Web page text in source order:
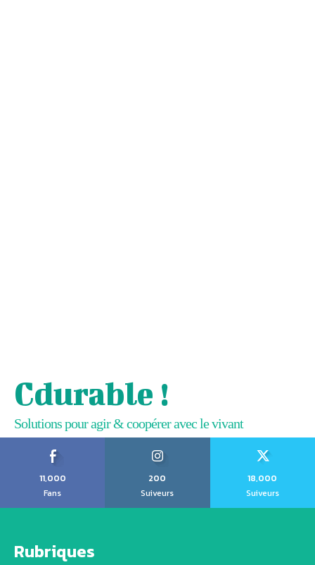
Cdurable !
Solutions pour agir & coopérer avec le vivant
11,000
Fans
200
Suiveurs
18,000
Suiveurs
Rubriques